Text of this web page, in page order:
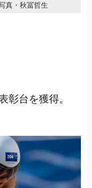
真・秋冨哲生
彰台を獲得。